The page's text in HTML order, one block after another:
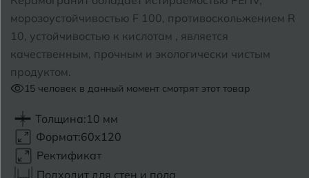
морозоустойчивостью F 100, противоскольжением R
10, устойчивостью к кислотам , является
качественным, прочным и экологически чистым
продуктом.
15 человек в данный момент смотрят этот товар
Толщина:10 мм
Формат:60x120
Ректификат
Подходит для стен и пола
Белореченск
Боровичи
Брянск
Бугульма
Бугуруслан
Ростов-на-Дону
Рыбинск
Рязань